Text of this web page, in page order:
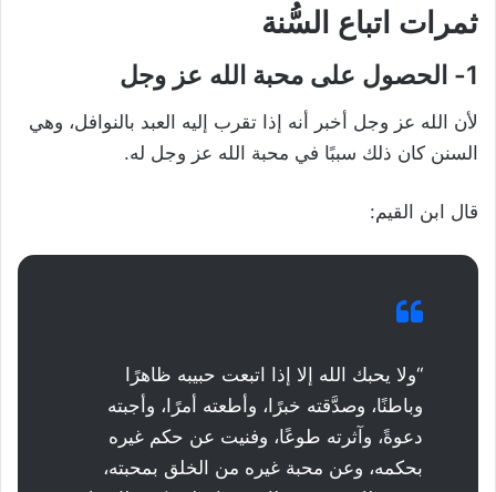
ثمرات اتباع السُّنة
1- الحصول على محبة الله عز وجل
لأن الله عز وجل أخبر أنه إذا تقرب إليه العبد بالنوافل، وهي
السنن كان ذلك سببًا في محبة الله عز وجل له.
قال ابن القيم:
“ولا يحبك الله إلا إذا اتبعت حبيبه ظاهرًا
وباطنًا، وصدَّقته خبرًا، وأطعته أمرًا، وأجبته
دعوةً، وآثرته طوعًا، وفنيت عن حكم غيره
بحكمه، وعن محبة غيره من الخلق بمحبته،